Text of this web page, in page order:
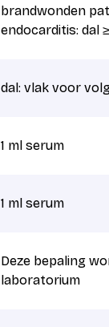
brandwonden
endocarditis: dal
dal: vlak voor
1 ml serum
1 ml serum
Deze bepaling
laboratorium